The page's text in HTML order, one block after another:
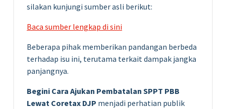
silakan kunjungi sumber asli berikut:
Baca sumber lengkap di sini
Beberapa pihak memberikan pandangan berbeda
terhadap isu ini, terutama terkait dampak jangka
panjangnya.
Begini Cara Ajukan Pembatalan SPPT PBB
Lewat Coretax DJP menjadi perhatian publik